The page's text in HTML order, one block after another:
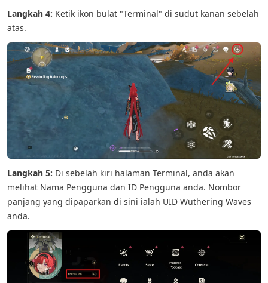
Langkah 4: Ketik ikon bulat "Terminal" di sudut kanan sebelah
atas.
Langkah 5: Di sebelah kiri halaman Terminal, anda akan
melihat Nama Pengguna dan ID Pengguna anda. Nombor
panjang yang dipaparkan di sini ialah UID Wuthering Waves
anda.